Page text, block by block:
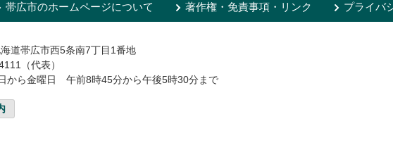
帯広市のホームページについて 著作権・免責事項・リンク プライバ
道帯広市西5条南7丁目1番地
（代表）
から金曜日 午前8時45分から午後5時30分まで